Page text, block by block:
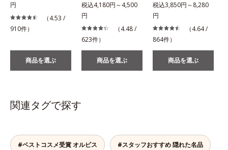
円
（4.53 /
910件）
商品を選ぶ
税込4,180円～4,500
円
（4.48 /
623件）
商品を選ぶ
税込3,850円～8,280
円
（4.64 /
864件）
商品を選ぶ
関連タグで探す
#ベストコスメ受賞 オルビス #スタッフおすすめ 隠れた名品